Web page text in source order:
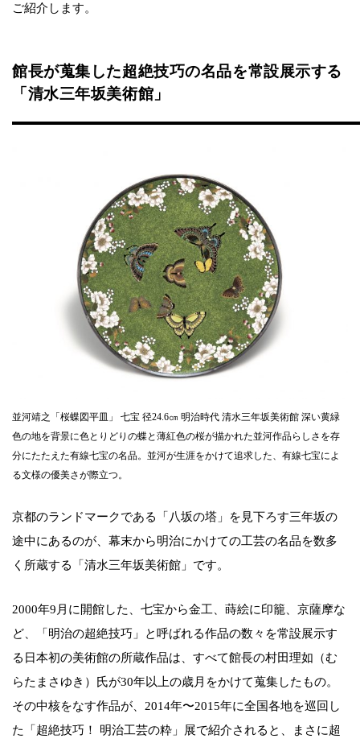
ご紹介します。
館長が蒐集した超絶技巧の名品を常設展示する
「清水三年坂美術館」
並河靖之「桜蝶図平皿」 七宝 径24.6㎝ 明治時代 清水三年坂美術館 深い黄緑
色の地を背景に色とりどりの蝶と薄紅色の桜が描かれた並河作品らしさを存
分にたたえた有線七宝の名品。並河が生涯をかけて追求した、有線七宝によ
る文様の優美さが際立つ。
京都のランドマークである「八坂の塔」を見下ろす三年坂の
途中にあるのが、幕末から明治にかけての工芸の名品を数多
く所蔵する「清水三年坂美術館」です。
2000年9月に開館した、七宝から金工、蒔絵に印籠、京薩摩な
ど、「明治の超絶技巧」と呼ばれる作品の数々を常設展示す
る日本初の美術館の所蔵作品は、すべて館長の村田理如（む
らたまさゆき）氏が30年以上の歳月をかけて蒐集したもの。
その中核をなす作品が、2014年〜2015年に全国各地を巡回し
た「超絶技巧！ 明治工芸の粋」展で紹介されると、まさに超